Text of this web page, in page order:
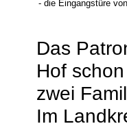
- die Eingangstüre
Das
Hof
zwei
Im